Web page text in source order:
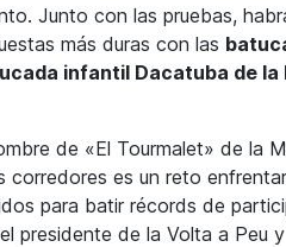
Junto con las pruebas,
más duras con las
infantil Dacatuba de la
de «El Tourmalet» de la
es un reto
para batir récords de
presidente de la Volta a Peu